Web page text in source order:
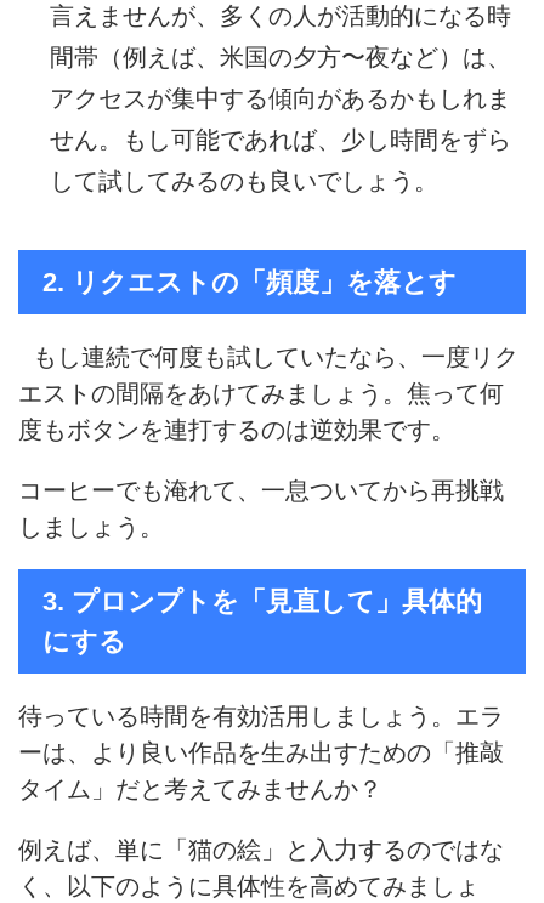
言えませんが、多くの人が活動的になる時
間帯（例えば、米国の夕方〜夜など）は、
アクセスが集中する傾向があるかもしれま
せん。もし可能であれば、少し時間をずら
して試してみるのも良いでしょう。
2. リクエストの「頻度」を落とす
もし連続で何度も試していたなら、一度リク
エストの間隔をあけてみましょう。焦って何
度もボタンを連打するのは逆効果です。
コーヒーでも淹れて、一息ついてから再挑戦
しましょう。
3. プロンプトを「見直して」具体的
にする
待っている時間を有効活用しましょう。エラ
ーは、より良い作品を生み出すための「推敲
タイム」だと考えてみませんか？
例えば、単に「猫の絵」と入力するのではな
く、以下のように具体性を高めてみましょ